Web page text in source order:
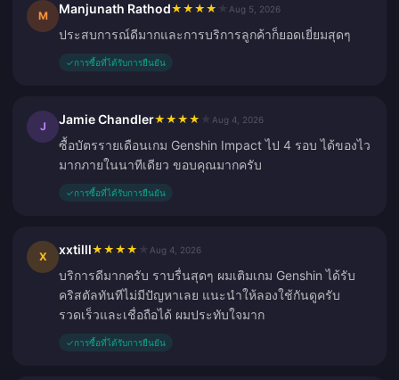
M Manjunath Rathod★ ★ ★ ★ Aug 5, 2026
ประสบการณ์ดีมากและการบริการลูกค้าก็ยอดเยี่ยมสุดๆ
✓การซื้อที่ได้รับการยืนยัน
J Jamie Chandler★ ★ ★ ★ Aug 4, 2026
ซื้อบัตรรายเดือนเกม Genshin Impact ไป 4 รอบ ได้ของไว
มากภายในนาทีเดียว ขอบคุณมากครับ
✓การซื้อที่ได้รับการยืนยัน
X xxtilll★ ★ ★ ★ Aug 4, 2026
บริการดีมากครับ ราบรื่นสุดๆ ผมเติมเกม Genshin ได้รับ
คริสตัลทันทีไม่มีปัญหาเลย แนะนำให้ลองใช้กันดูครับ
รวดเร็วและเชื่อถือได้ ผมประทับใจมาก
✓การซื้อที่ได้รับการยืนยัน